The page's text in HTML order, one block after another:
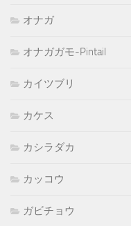
オナガ
オナガガモ-Pintail
カイツブリ
カケス
カシラダカ
カッコウ
ガビチョウ